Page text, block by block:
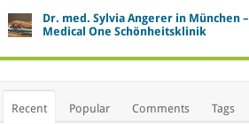
Dr. med. Sylvia Angerer in München –
Medical One Schönheitsklinik
Recent Popular Comments Tags